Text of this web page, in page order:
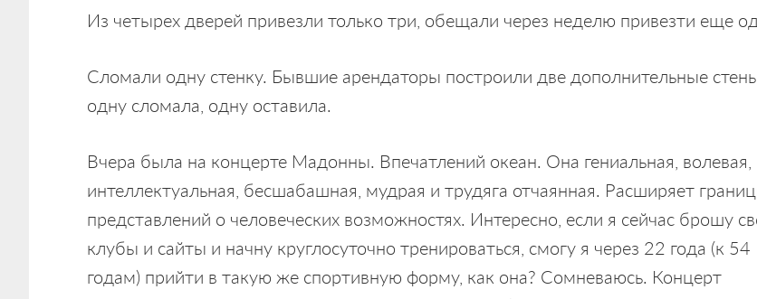
Из четырех дверей привезли только три, обещали через неделю привезти еще
Сломали одну стенку. Бывшие арендаторы построили две дополнительные
одну сломала, одну оставила.
Вчера была на концерте Мадонны. Впечатлений океан. Она гениальная, волевая,
интеллектуальная, бесшабашная, мудрая и трудяга отчаянная. Расширяет
представлений о человеческих возможностях. Интересно, если я сейчас брошу
клубы и сайты и начну круглосуточно тренироваться, смогу я через 22 года (к 54
годам) прийти в такую же спортивную форму, как она? Сомневаюсь. Концерт